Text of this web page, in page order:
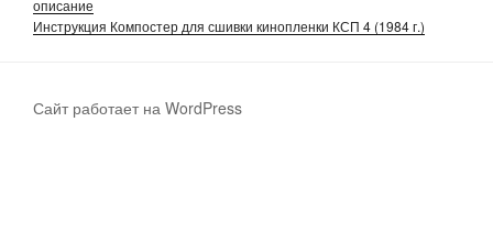
описание
Инструкция Компостер для сшивки кинопленки КСП 4 (1984 г.)
Сайт работает на WordPress